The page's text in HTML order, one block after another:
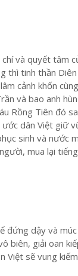
và quyết tâm
thì tinh thần
cảnh khốn
và bao anh
Rồng Tiên đó
dân Việt giữ
sinh và nước
mua lại
đứng dậy và
biên, giải oan
Việt sẽ vung